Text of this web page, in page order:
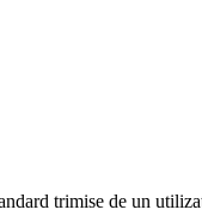
trimise de un